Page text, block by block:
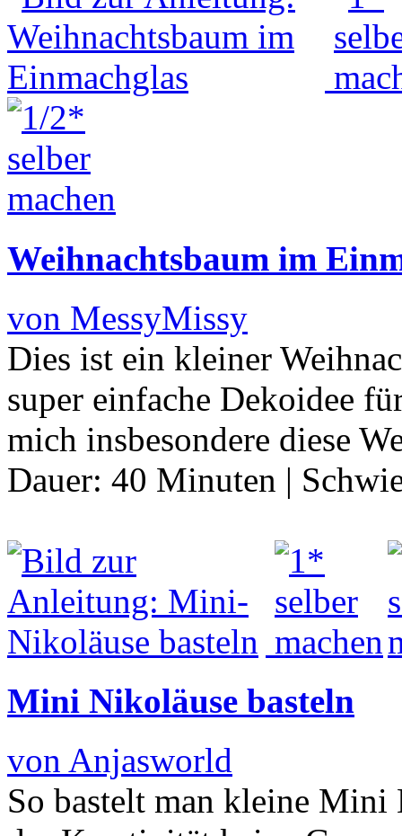
Weihnachtsbaum im
von MessyMissy
Dies ist ein kleiner
super einfache Dekoidee
mich insbesondere diese
Dauer: 40 Minuten |
Mini Nikoläuse basteln
von Anjasworld
So bastelt man kleine